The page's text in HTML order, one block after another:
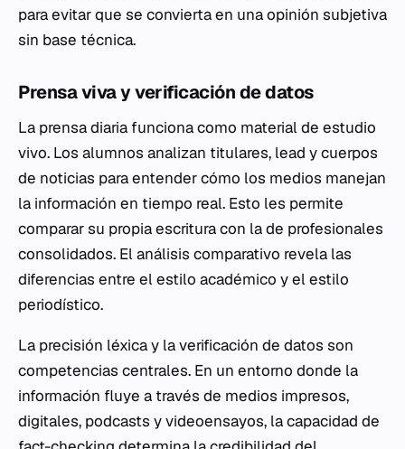
para evitar que se convierta en una opinión subjetiva
sin base técnica.
Prensa viva y verificación de datos
La prensa diaria funciona como material de estudio
vivo. Los alumnos analizan titulares, lead y cuerpos
de noticias para entender cómo los medios manejan
la información en tiempo real. Esto les permite
comparar su propia escritura con la de profesionales
consolidados. El análisis comparativo revela las
diferencias entre el estilo académico y el estilo
periodístico.
La precisión léxica y la verificación de datos son
competencias centrales. En un entorno donde la
información fluye a través de medios impresos,
digitales, podcasts y videoensayos, la capacidad de